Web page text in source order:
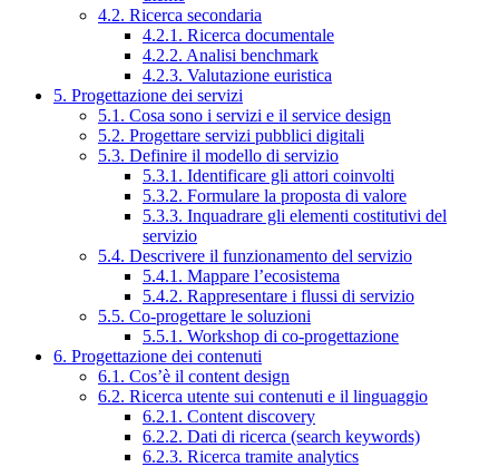
4.2. Ricerca secondaria
4.2.1. Ricerca documentale
4.2.2. Analisi benchmark
4.2.3. Valutazione euristica
5. Progettazione dei servizi
5.1. Cosa sono i servizi e il service design
5.2. Progettare servizi pubblici digitali
5.3. Definire il modello di servizio
5.3.1. Identificare gli attori coinvolti
5.3.2. Formulare la proposta di valore
5.3.3. Inquadrare gli elementi costitutivi del
servizio
5.4. Descrivere il funzionamento del servizio
5.4.1. Mappare l’ecosistema
5.4.2. Rappresentare i flussi di servizio
5.5. Co-progettare le soluzioni
5.5.1. Workshop di co-progettazione
6. Progettazione dei contenuti
6.1. Cos’è il content design
6.2. Ricerca utente sui contenuti e il linguaggio
6.2.1. Content discovery
6.2.2. Dati di ricerca (search keywords)
6.2.3. Ricerca tramite analytics